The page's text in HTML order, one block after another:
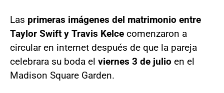
Las primeras imágenes del matrimonio entre
Taylor Swift y Travis Kelce comenzaron a
circular en internet después de que la pareja
celebrara su boda el viernes 3 de julio en el
Madison Square Garden.